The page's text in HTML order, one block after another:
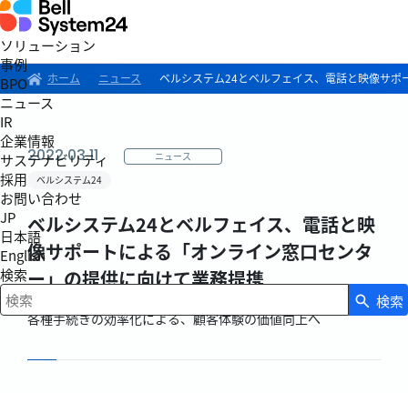
ソリューション
事例
BPO
ニュース
IR
企業情報
サステナビリティ
採用
お問い合わせ
JP
日本語
English
検索
検索キーワード入力
検索
ホーム ニュース ベルシステム24とベルフェイス、電話と映像サ
2022.03.11
ニュース
ベルシステム24
ベルシステム24とベルフェイス、電話と映
像サポートによる「オンライン窓口センタ
ー」の提供に向けて業務提携
各種手続きの効率化による、顧客体験の価値向上へ